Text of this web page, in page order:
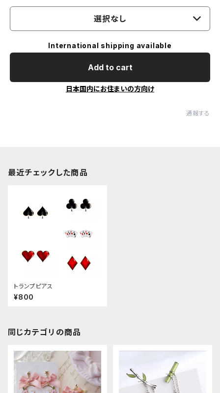
選択なし
International shipping available
Add to cart
日本国内にお住まいの方向け
通報する
最近チェックした商品
トランプピアス
¥800
同じカテゴリの商品